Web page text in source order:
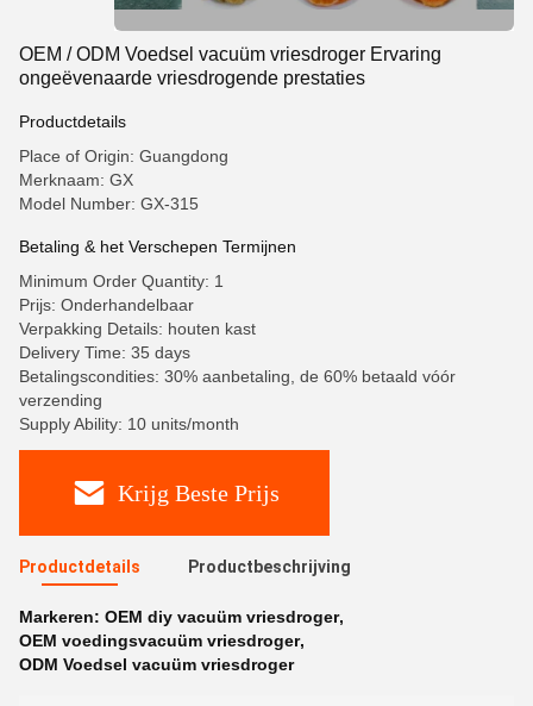
OEM / ODM Voedsel vacuüm vriesdroger Ervaring
ongeëvenaarde vriesdrogende prestaties
Productdetails
Place of Origin: Guangdong
Merknaam: GX
Model Number: GX-315
Betaling & het Verschepen Termijnen
Minimum Order Quantity: 1
Prijs: Onderhandelbaar
Verpakking Details: houten kast
Delivery Time: 35 days
Betalingscondities: 30% aanbetaling, de 60% betaald vóór
verzending
Supply Ability: 10 units/month
Krijg Beste Prijs
Productdetails Productbeschrijving
Markeren: OEM diy vacuüm vriesdroger,
OEM voedingsvacuüm vriesdroger,
ODM Voedsel vacuüm vriesdroger